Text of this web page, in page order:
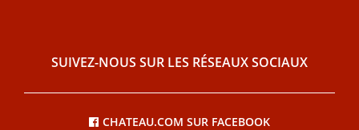
SUIVEZ-NOUS SUR LES RÉSEAUX SOCIAUX
CHATEAU.COM SUR FACEBOOK